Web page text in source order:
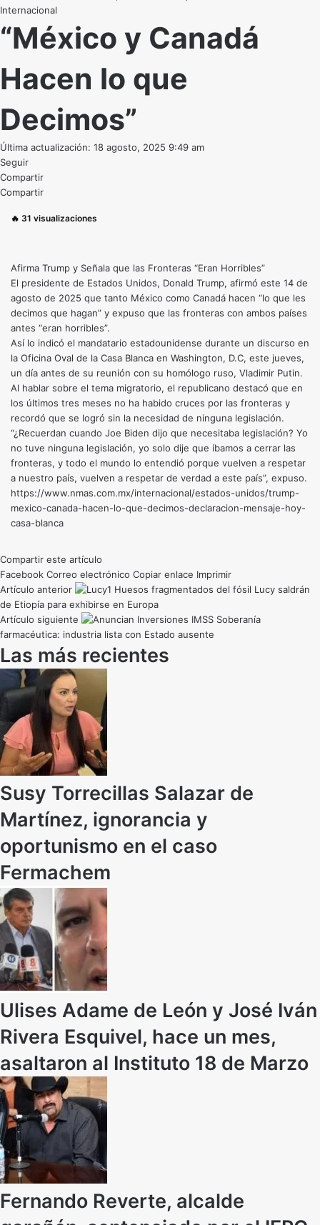
Internacional
“México y Canadá
Hacen lo que
Decimos”
Última actualización: 18 agosto, 2025 9:49 am
Seguir
Compartir
Compartir
🔥 31 visualizaciones
Afirma Trump y Señala que las Fronteras “Eran Horribles”
El presidente de Estados Unidos, Donald Trump, afirmó este 14 de
agosto de 2025 que tanto México como Canadá hacen “lo que les
decimos que hagan” y expuso que las fronteras con ambos países
antes “eran horribles”.
Así lo indicó el mandatario estadounidense durante un discurso en
la Oficina Oval de la Casa Blanca en Washington, D.C, este jueves,
un día antes de su reunión con su homólogo ruso, Vladimir Putin.
Al hablar sobre el tema migratorio, el republicano destacó que en
los últimos tres meses no ha habido cruces por las fronteras y
recordó que se logró sin la necesidad de ninguna legislación.
“¿Recuerdan cuando Joe Biden dijo que necesitaba legislación? Yo
no tuve ninguna legislación, yo solo dije que íbamos a cerrar las
fronteras, y todo el mundo lo entendió porque vuelven a respetar
a nuestro país, vuelven a respetar de verdad a este país”, expuso.
https://www.nmas.com.mx/internacional/estados-unidos/trump-
mexico-canada-hacen-lo-que-decimos-declaracion-mensaje-hoy-
casa-blanca
Compartir este artículo
Facebook Correo electrónico Copiar enlace Imprimir
Artículo anterior
Huesos fragmentados del fósil Lucy saldrán
de Etiopía para exhibirse en Europa
Artículo siguiente
Soberanía
farmacéutica: industria lista con Estado ausente
Las más recientes
Susy Torrecillas Salazar de
Martínez, ignorancia y
oportunismo en el caso
Fermachem
Ulises Adame de León y José Iván
Rivera Esquivel, hace un mes,
asaltaron al Instituto 18 de Marzo
Fernando Reverte, alcalde